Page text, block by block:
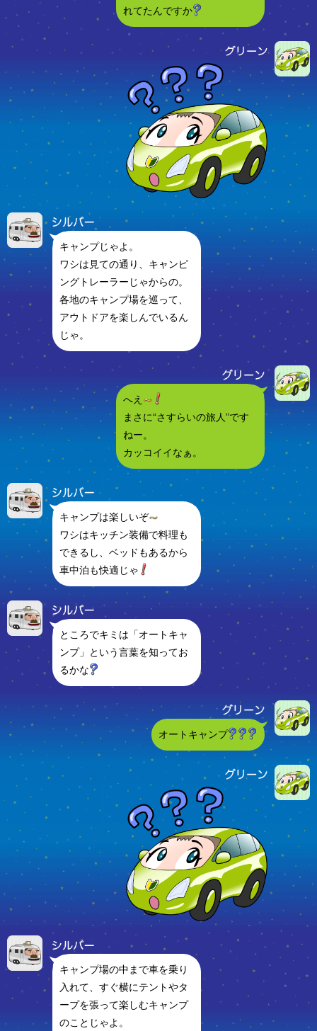
れてたんですか
キャンプじゃよ。
ワシは見ての通り、キャンピ
ングトレーラーじゃからの。
各地のキャンプ場を巡って、
アウトドアを楽しんでいるん
じゃ。
へえ
まさに“さすらいの旅人”です
ねー。
カッコイイなぁ。
キャンプは楽しいぞ
ワシはキッチン装備で料理も
できるし、ベッドもあるから
車中泊も快適じゃ
ところでキミは「オートキャ
ンプ」という言葉を知ってお
るかな
オートキャンプ
キャンプ場の中まで車を乗り
入れて、すぐ横にテントやタ
ープを張って楽しむキャンプ
のことじゃよ。